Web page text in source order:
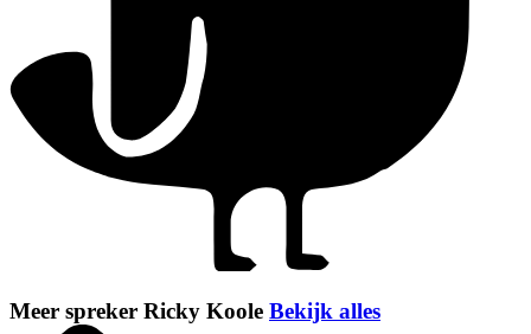
Meer spreker Ricky Koole Bekijk alles